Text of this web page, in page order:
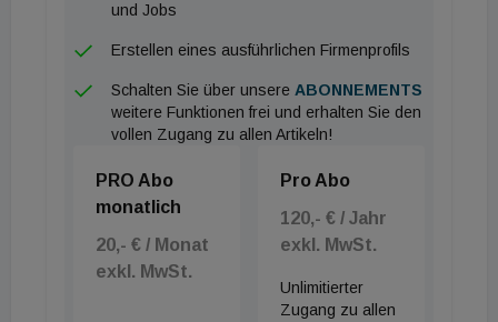
und Jobs
Erstellen eines ausführlichen Firmenprofils
Schalten Sie über unsere ABONNEMENTS
weitere Funktionen frei und erhalten Sie den
vollen Zugang zu allen Artikeln!
PRO Abo
monatlich
20,- € / Monat
exkl. MwSt.
Pro Abo
120,- € / Jahr
exkl. MwSt.
Unlimitierter
Zugang zu allen